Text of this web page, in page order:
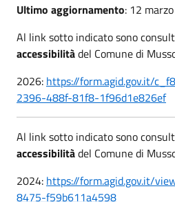
Ultimo aggiornamento: 12
Al link sotto indicato sono
accessibilitàdel Comune di
2026: https://form.agid.gov.it/
2396-488f-81f8-1f96d1e826ef
Al link sotto indicato sono
accessibilitàdel Comune di
2024: https://form.agid.gov.it/
8475-f59b611a4598